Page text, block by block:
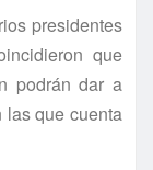
presidentes
que
podrán dar a
las que cuenta